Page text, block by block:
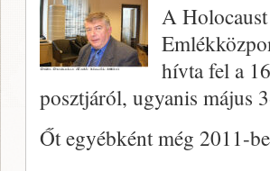
A
hívta fel a
posztjáról, ugyanis május
Őt egyébként még 2011-